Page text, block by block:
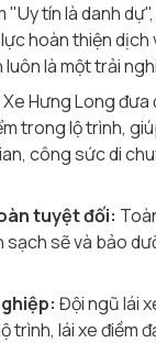
tín là danh
hoàn thiện dịch
luôn là một trải
Xe Hưng Long đưa
trong lộ trình,
công sức di
tuyệt đối:
sạch sẽ và bảo
Đội ngũ lái
trình, lái xe điềm